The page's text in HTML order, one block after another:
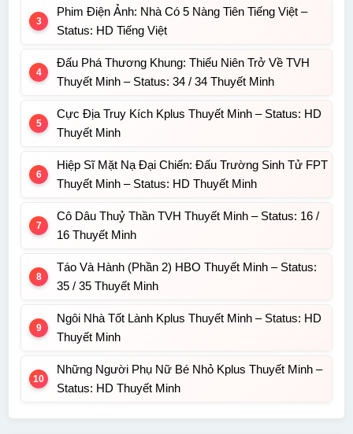
Phim Điện Ảnh: Nhà Có 5 Nàng Tiên Tiếng Việt –
Status: HD Tiếng Việt
Đấu Phá Thương Khung: Thiếu Niên Trở Về TVH
Thuyết Minh – Status: 34 / 34 Thuyết Minh
Cực Địa Truy Kích Kplus Thuyết Minh – Status: HD
Thuyết Minh
Hiệp Sĩ Mặt Nạ Đại Chiến: Đấu Trường Sinh Tử FPT
Thuyết Minh – Status: HD Thuyết Minh
Cô Dâu Thuỷ Thần TVH Thuyết Minh – Status: 16 /
16 Thuyết Minh
Táo Và Hành (Phần 2) HBO Thuyết Minh – Status:
35 / 35 Thuyết Minh
Ngôi Nhà Tốt Lành Kplus Thuyết Minh – Status: HD
Thuyết Minh
Những Người Phụ Nữ Bé Nhỏ Kplus Thuyết Minh –
Status: HD Thuyết Minh